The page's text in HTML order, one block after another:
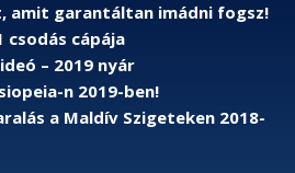
amit garantáltan imádni fogsz!
csodás cápája
– 2019 nyár
n 2019-ben!
a Maldív Szigeteken 2018-